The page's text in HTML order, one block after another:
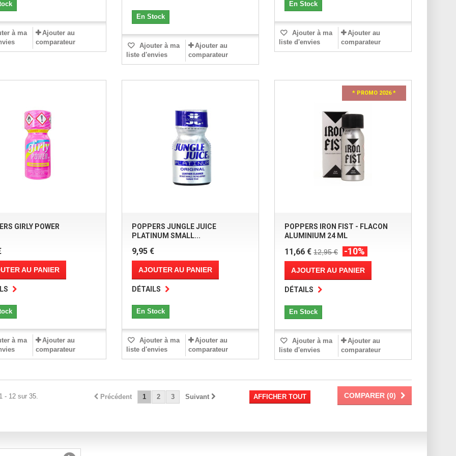
à ma
Ajouter au
comparateur
En Stock
Ajouter à ma
liste d'envies
Ajouter au
comparateur
En Stock
Ajouter à ma
liste d'envies
Ajouter au
comparateur
GIRLY POWER
AU PANIER
à ma
Ajouter au
comparateur
POPPERS JUNGLE JUICE
PLATINUM SMALL...
9,95 €
AJOUTER AU PANIER
DÉTAILS
En Stock
Ajouter à ma
liste d'envies
Ajouter au
comparateur
* PROMO 2026 *
POPPERS IRON FIST - FLACON
ALUMINIUM 24 ML
11,66 € 12,95 € -10%
AJOUTER AU PANIER
DÉTAILS
En Stock
Ajouter à ma
liste d'envies
Ajouter au
comparateur
COMPARER (0)
AFFICHER TOUT
Précédent 1 2 3 Suivant
- 12 sur 35.